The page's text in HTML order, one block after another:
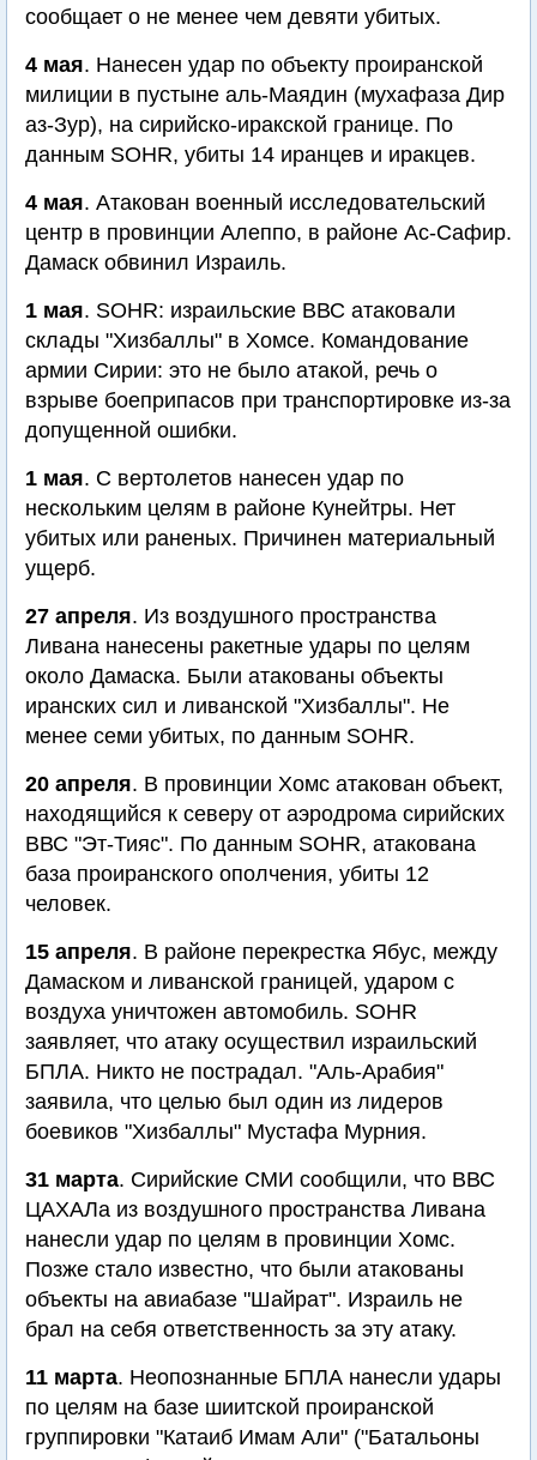
сообщает о не менее чем девяти убитых.
4 мая. Нанесен удар по объекту проиранской
милиции в пустыне аль-Маядин (мухафаза Дир
аз-Зур), на сирийско-иракской границе. По
данным SOHR, убиты 14 иранцев и иракцев.
4 мая. Атакован военный исследовательский
центр в провинции Алеппо, в районе Ас-Сафир.
Дамаск обвинил Израиль.
1 мая. SOHR: израильские ВВС атаковали
склады "Хизбаллы" в Хомсе. Командование
армии Сирии: это не было атакой, речь о
взрыве боеприпасов при транспортировке из-за
допущенной ошибки.
1 мая. С вертолетов нанесен удар по
нескольким целям в районе Кунейтры. Нет
убитых или раненых. Причинен материальный
ущерб.
27 апреля. Из воздушного пространства
Ливана нанесены ракетные удары по целям
около Дамаска. Были атакованы объекты
иранских сил и ливанской "Хизбаллы". Не
менее семи убитых, по данным SOHR.
20 апреля. В провинции Хомс атакован объект,
находящийся к северу от аэродрома сирийских
ВВС "Эт-Тияс". По данным SOHR, атакована
база проиранского ополчения, убиты 12
человек.
15 апреля. В районе перекрестка Ябус, между
Дамаском и ливанской границей, ударом с
воздуха уничтожен автомобиль. SOHR
заявляет, что атаку осуществил израильский
БПЛА. Никто не пострадал. "Аль-Арабия"
заявила, что целью был один из лидеров
боевиков "Хизбаллы" Мустафа Мурния.
31 марта. Сирийские СМИ сообщили, что ВВС
ЦАХАЛа из воздушного пространства Ливана
нанесли удар по целям в провинции Хомс.
Позже стало известно, что были атакованы
объекты на авиабазе "Шайрат". Израиль не
брал на себя ответственность за эту атаку.
11 марта. Неопознанные БПЛА нанесли удары
по целям на базе шиитской проиранской
группировки "Катаиб Имам Али" ("Батальоны